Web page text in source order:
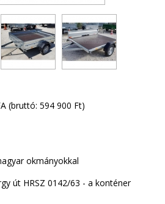
(bruttó: 594 900 Ft)
okmányokkal
út HRSZ 0142/63 - a konténer